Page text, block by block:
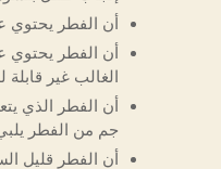
أن الفطر يحتوي
أن الفطر يحتوي
الغالب غير
جم من الفطر يلبي نسبة ١٠٠٪ من احتياجاتك
أن الفطر قليل